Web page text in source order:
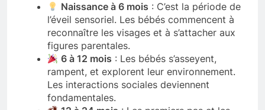
Naissance à 6 mois : C’est la période de
l’éveil sensoriel. Les bébés commencent à
reconnaître les visages et à s’attacher aux
figures parentales.
6 à 12 mois : Les bébés s’asseyent,
rampent, et explorent leur environnement.
Les interactions sociales deviennent
fondamentales.